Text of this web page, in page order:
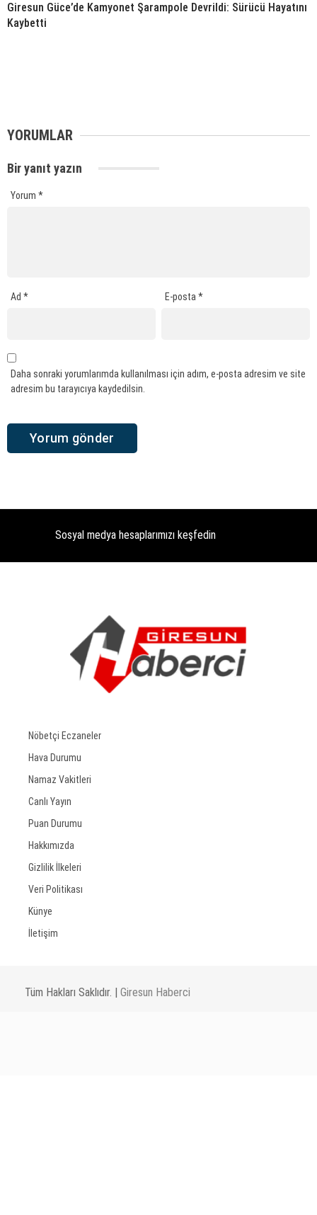
Giresun Güce’de Kamyonet Şarampole Devrildi: Sürücü Hayatını
Kaybetti
YORUMLAR
Bir yanıt yazın
Yorum *
Ad * E-posta*
Daha sonraki yorumlarımda kullanılması için adım, e-posta adresim ve site
adresim bu tarayıcıya kaydedilsin.
Sosyal medya hesaplarımızı keşfedin
Nöbetçi Eczaneler
Hava Durumu
Namaz Vakitleri
Canlı Yayın
Puan Durumu
Hakkımızda
Gizlilik İlkeleri
Veri Politikası
Künye
İletişim
Tüm Hakları Saklıdır. | Giresun Haberci